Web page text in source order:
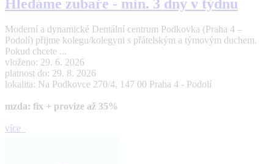
Hledáme zubaře - min. 3 dny v týdnu
Moderní a dynamické Dentální centrum Podkovka (Praha 4 –
Podolí) přijme kolegu/kolegyni s přátelským a týmovým duchem.
Pokud chcete ...
vloženo: 29. 6. 2026
platnost do: 29. 8. 2026
lokalita: Na Podkovce 270/4, 147 00 Praha 4 - Podolí
mzda: fix + provize až 35%
více